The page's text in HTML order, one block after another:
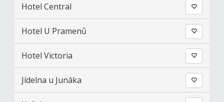
Hotel Central
Hotel U Pramenů
Hotel Victoria
Jídelna u Junáka